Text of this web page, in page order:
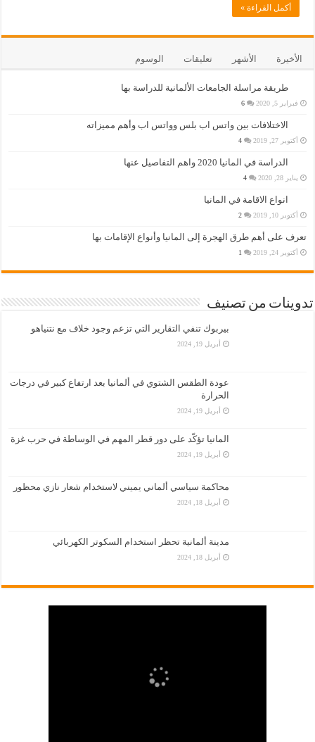
أكمل القراءة »
الأخيرة الأشهر تعليقات الوسوم
طريقة مراسلة الجامعات الألمانية للدراسة بها
فبراير 5, 2020 6
الاختلافات بين واتس اب بلس وواتس اب وأهم مميزاته
أكتوبر 27, 2019 4
الدراسة في المانيا 2020 واهم التفاصيل عنها
يناير 28, 2020 4
انواع الاقامة في المانيا
أكتوبر 10, 2019 2
تعرف على أهم طرق الهجرة إلى المانيا وأنواع الإقامات بها
أكتوبر 24, 2019 1
تدوينات من تصنيف
بيربوك تنفي التقارير التي تزعم وجود خلاف مع نتنياهو
أبريل 19, 2024
عودة الطقس الشتوي في ألمانيا بعد ارتفاع كبير في درجات
الحرارة
أبريل 19, 2024
المانيا تؤكّد على دور قطر المهم في الوساطة في حرب غزة
أبريل 19, 2024
محاكمة سياسي ألماني يميني لاستخدام شعار نازي محظور
أبريل 18, 2024
مدينة ألمانية تحظر استخدام السكوتر الكهربائي
أبريل 18, 2024